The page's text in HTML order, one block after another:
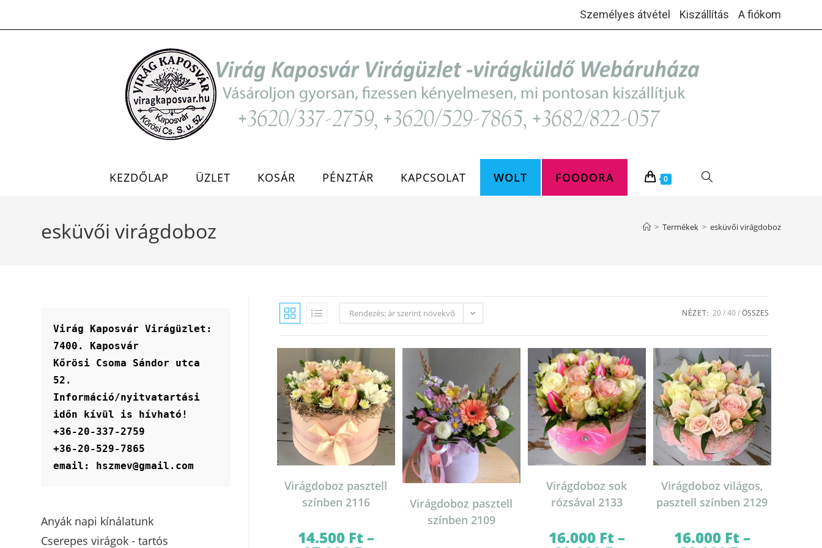
Személyes átvétel Kiszállítás A fiókom
KEZDŐLAP ÜZLET KOSÁR PÉNZTÁR KAPCSOLAT WOLT FOODORA 0 TOGGLE
esküvői virágdoboz > Termékek > esküvői virágdoboz
Rendezés: ár szerint növekvő NÉZET: 20 40 ÖSSZES
Virágdoboz pasztell
színben 2116
14.500 Ft–
Virágdoboz pasztell
színben 2109
Virágdoboz sok
rózsával 2133
16.000 Ft–
Virágdoboz világos,
pasztell színben 2129
16.000 Ft–
Virág Kaposvár Virágüzlet:
7400. Kaposvár
Kőrösi Csoma Sándor utca
52.
Információ/nyitvatartási
időn kívül is hívható!
+36-20-337-2759
+36-20-529-7865
email: hszmev@gmail.com
Anyák napi kínálatunk
Cserepes virágok - tartós